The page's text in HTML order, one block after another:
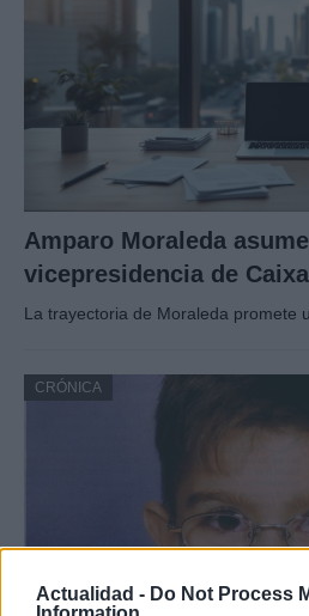
Actualidad - Do Not Process
Amparo Moraleda
vicepresidencia de
La trayectoria de Moraleda promete
CRÓNICA